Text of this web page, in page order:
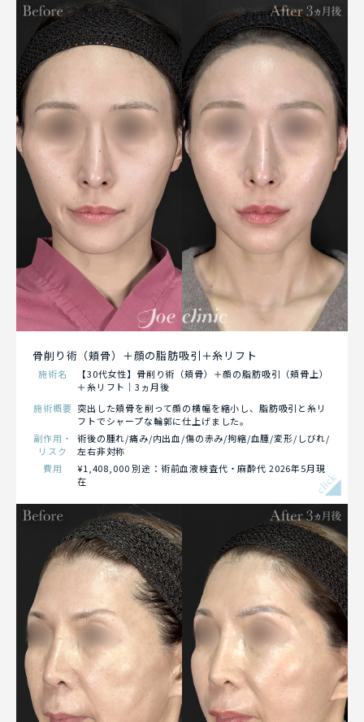
骨削り術（頬骨）＋顔の脂肪吸引＋糸リフト
施術名
【30代女性】骨削り術（頬骨）＋顔の脂肪吸引（頬骨上）
＋糸リフト｜3ヵ月後
施術概要 突出した頬骨を削って顔の横幅を縮小し、脂肪吸引と糸リ
フトでシャープな輪郭に仕上げました。
副作用・
リスク
術後の腫れ/痛み/内出血/傷の赤み/拘縮/血腫/変形/しびれ/
左右非対称
費用
¥1,408,000 別途：術前血液検査代・麻酔代 2026年5月現
在
click